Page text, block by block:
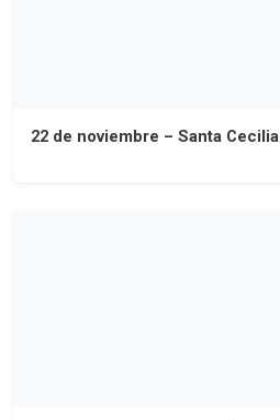
22 de noviembre – Santa Cecilia